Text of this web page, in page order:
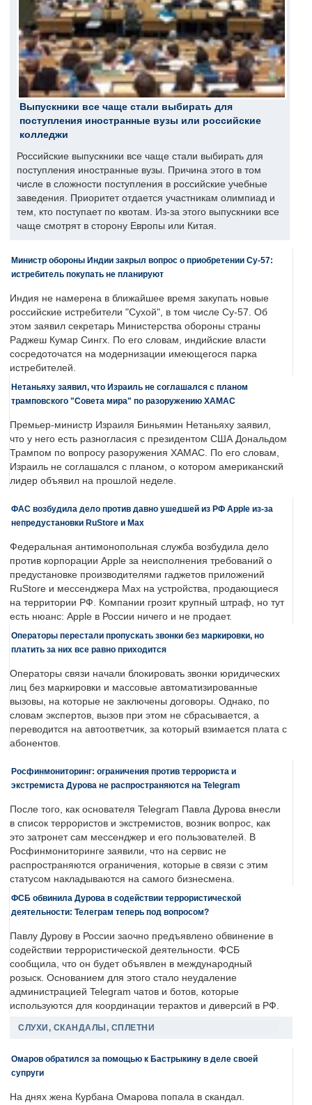
Выпускники все чаще стали выбирать для
поступления иностранные вузы или российские
колледжи
Российские выпускники все чаще стали выбирать для
поступления иностранные вузы. Причина этого в том
числе в сложности поступления в российские учебные
заведения. Приоритет отдается участникам олимпиад и
тем, кто поступает по квотам. Из-за этого выпускники все
чаще смотрят в сторону Европы или Китая.
Министр обороны Индии закрыл вопрос о приобретении Су-57:
истребитель покупать не планируют
Индия не намерена в ближайшее время закупать новые
российские истребители "Сухой", в том числе Су-57. Об
этом заявил секретарь Министерства обороны страны
Раджеш Кумар Сингх. По его словам, индийские власти
сосредоточатся на модернизации имеющегося парка
истребителей.
Нетаньяху заявил, что Израиль не соглашался с планом
трамповского "Совета мира" по разоружению ХАМАС
Премьер-министр Израиля Биньямин Нетаньяху заявил,
что у него есть разногласия с президентом США Дональдом
Трампом по вопросу разоружения ХАМАС. По его словам,
Израиль не соглашался с планом, о котором американский
лидер объявил на прошлой неделе.
ФАС возбудила дело против давно ушедшей из РФ Apple из-за
непредустановки RuStore и Max
Федеральная антимонопольная служба возбудила дело
против корпорации Apple за неисполнения требований о
предустановке производителями гаджетов приложений
RuStore и мессенджера Max на устройства, продающиеся
на территории РФ. Компании грозит крупный штраф, но тут
есть нюанс: Apple в России ничего и не продает.
Операторы перестали пропускать звонки без маркировки, но
платить за них все равно приходится
Операторы связи начали блокировать звонки юридических
лиц без маркировки и массовые автоматизированные
вызовы, на которые не заключены договоры. Однако, по
словам экспертов, вызов при этом не сбрасывается, а
переводится на автоответчик, за который взимается плата с
абонентов.
Росфинмониторинг: ограничения против террориста и
экстремиста Дурова не распространяются на Telegram
После того, как основателя Telegram Павла Дурова внесли
в список террористов и экстремистов, возник вопрос, как
это затронет сам мессенджер и его пользователей. В
Росфинмониторинге заявили, что на сервис не
распространяются ограничения, которые в связи с этим
статусом накладываются на самого бизнесмена.
ФСБ обвинила Дурова в содействии террористической
деятельности: Телеграм теперь под вопросом?
Павлу Дурову в России заочно предъявлено обвинение в
содействии террористической деятельности. ФСБ
сообщила, что он будет объявлен в международный
розыск. Основанием для этого стало неудаление
администрацией Telegram чатов и ботов, которые
используются для координации терактов и диверсий в РФ.
СЛУХИ, СКАНДАЛЫ, СПЛЕТНИ
Омаров обратился за помощью к Бастрыкину в деле своей
супруги
На днях жена Курбана Омарова попала в скандал.